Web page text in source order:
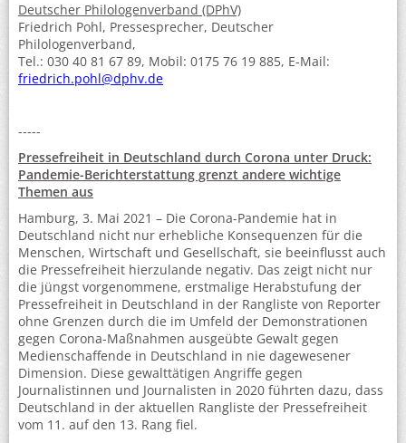
Deutscher Philologenverband (DPhV)
Friedrich Pohl, Pressesprecher, Deutscher
Philologenverband,
Tel.: 030 40 81 67 89, Mobil: 0175 76 19 885, E-Mail:
friedrich.pohl@dphv.de
-----
Pressefreiheit in Deutschland durch Corona unter Druck:
Pandemie-Berichterstattung grenzt andere wichtige
Themen aus
Hamburg, 3. Mai 2021 – Die Corona-Pandemie hat in
Deutschland nicht nur erhebliche Konsequenzen für die
Menschen, Wirtschaft und Gesellschaft, sie beeinflusst auch
die Pressefreiheit hierzulande negativ. Das zeigt nicht nur
die jüngst vorgenommene, erstmalige Herabstufung der
Pressefreiheit in Deutschland in der Rangliste von Reporter
ohne Grenzen durch die im Umfeld der Demonstrationen
gegen Corona-Maßnahmen ausgeübte Gewalt gegen
Medienschaffende in Deutschland in nie dagewesener
Dimension. Diese gewalttätigen Angriffe gegen
Journalistinnen und Journalisten in 2020 führten dazu, dass
Deutschland in der aktuellen Rangliste der Pressefreiheit
vom 11. auf den 13. Rang fiel.